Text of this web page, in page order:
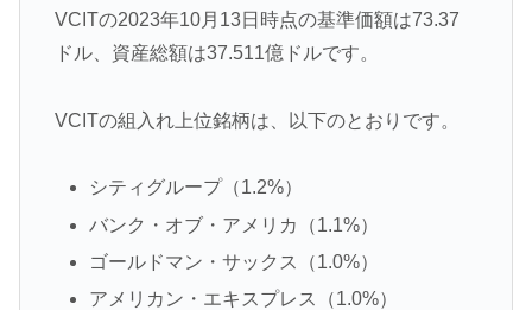
VCITの2023年10月13日時点の基準価額は73.37
ドル、資産総額は37.511億ドルです。
VCITの組入れ上位銘柄は、以下のとおりです。
シティグループ（1.2%）
バンク・オブ・アメリカ（1.1%）
ゴールドマン・サックス（1.0%）
アメリカン・エキスプレス（1.0%）